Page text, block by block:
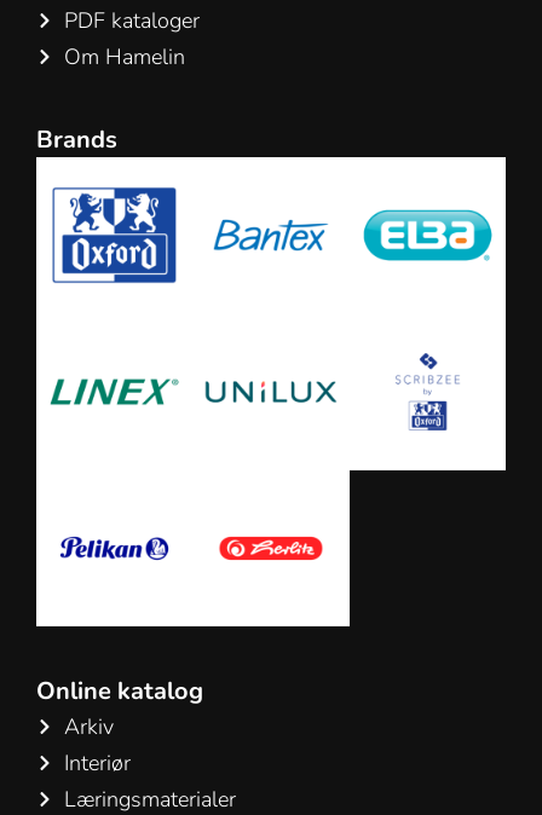
PDF kataloger
Om Hamelin
Brands
Online katalog
Arkiv
Interiør
Læringsmaterialer